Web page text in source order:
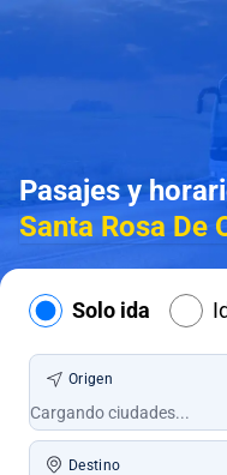
Pasajes y
Santa Rosa De
Solo ida
Origen
Destino